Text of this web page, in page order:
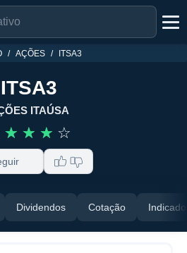
AÇÕES ITSA3
ITSA3
ITAÚSA
☆ ☆ ☆ ☆
Dividendos Cotação